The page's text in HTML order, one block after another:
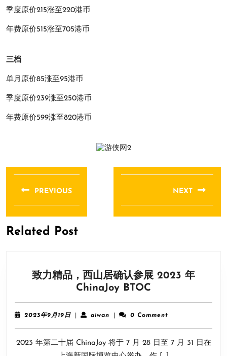
季度原价215涨至220港币
年费原价515涨至705港币
三档
单月原价85涨至95港币
季度原价239涨至250港币
年费原价599涨至820港币
文
导
航
PREVIOUS
post:
NEXT
post:
Related Post
致力精品，西山居确认参展 2023 年
ChinaJoy BTOC
力
精
西
山
2023年9月19日2023
月
19
aiwanaiwan 0 Comment
2023 年第二十届 ChinaJoy 将于 7 月 28 日至 7 月 31 日在